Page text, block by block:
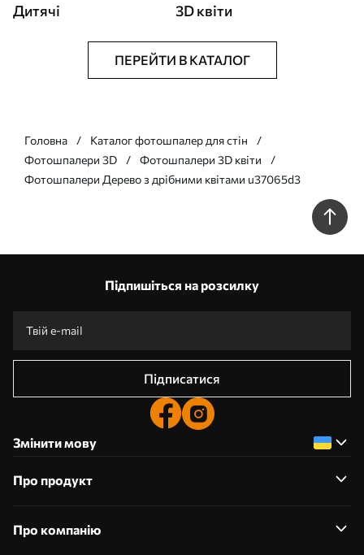
Дитячі 3D квіти
ПЕРЕЙТИ В КАТАЛОГ
Головна
Каталог фотошпалер для стін
Фотошпалери 3D
Фотошпалери 3D квіти
Фотошпалери Дерево з дрібними квітами u37065d3
Підпишіться на розсилку
Підписатися
Змінити мову
Про продукт
Про компанію